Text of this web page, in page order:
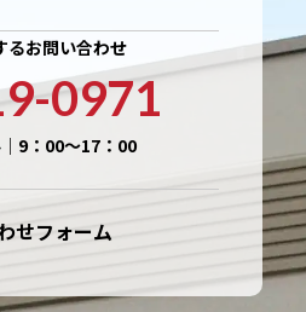
るお問い合わせ
0971
9：00〜17：00
せフォーム